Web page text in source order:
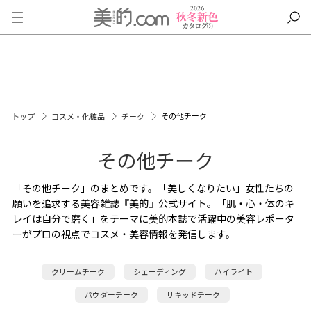
トップ コスメ・化粧品 チーク その他チーク
その他チーク
「その他チーク」のまとめです。「美しくなりたい」女性たちの
願いを追求する美容雑誌『美的』公式サイト。「肌・心・体のキ
レイは自分で磨く」をテーマに美的本誌で活躍中の美容レポータ
ーがプロの視点でコスメ・美容情報を発信します。
クリームチーク シェーディング ハイライト
パウダーチーク リキッドチーク